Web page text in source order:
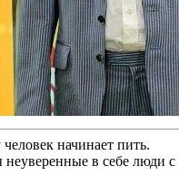
начинает пить.
неуверенные в себе люди